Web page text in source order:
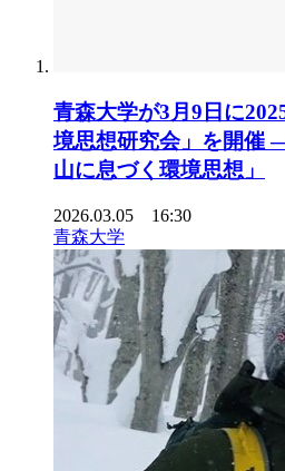
青森大学が3月9日に
境思想研究会」を開催
山に息づく環境思想」
2026.03.05 16:30
青森大学